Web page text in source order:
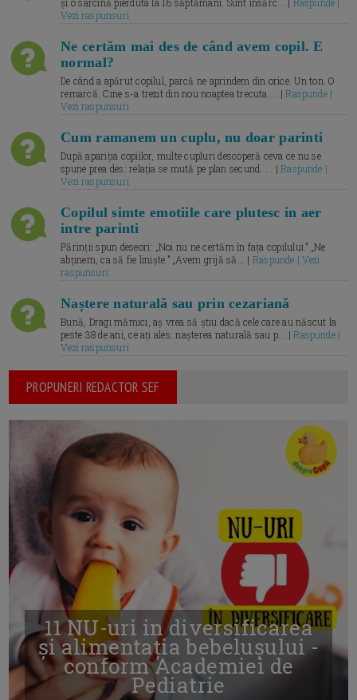
și o sarcină pierduta la 16 săptămâni. Sunt însărc... | Raspunde |
Vezi raspunsuri
Ne certăm mai des de când avem copil. E
normal?
De când a apărut copilul, parcă ne aprindem din orice. Un ton. O
remarcă. Cine s-a trezit din nou noaptea trecuta.... |Raspunde |
Vezi raspunsuri
Cum ramanem un cuplu, nu doar parinti
După apariția copiilor, multe cupluri descoperă ceva ce nu se
spune prea des: relația se mută pe plan secund. ... |Raspunde |
Vezi raspunsuri
Copilul simte emotiile care plutesc in aer
intre parinti
Părinții spun deseori: „Noi nu ne certăm în fața copilului.” „Ne
abținem, ca să fie liniște.” „Avem grijă să... | Raspunde | Vezi
raspunsuri
Naștere naturală sau prin cezariană
Bună, Dragi mămici, aș vrea să știu dacă cele care au născut la
peste 38 de ani, ce ați ales: nașterea naturală sau p... |Raspunde |
Vezi raspunsuri
PROPUNERI REDACTOR SEF
11 NU-uri in diversificarea
și alimentația bebelușului -
conform Academiei de
Pediatrie